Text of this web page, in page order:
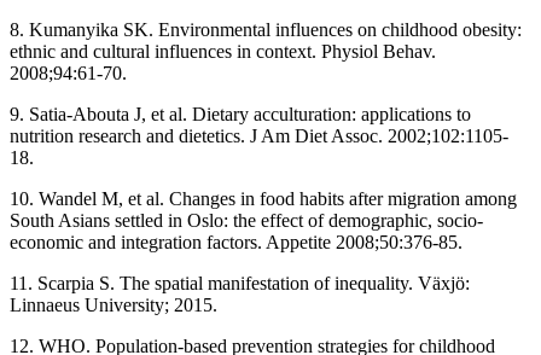
8. Kumanyika SK. Environmental influences on childhood obesity:
ethnic and cultural influences in context. Physiol Behav.
2008;94:61-70.
9. Satia-Abouta J, et al. Dietary acculturation: applications to
nutrition research and dietetics. J Am Diet Assoc. 2002;102:1105-
18.
10. Wandel M, et al. Changes in food habits after migration among
South Asians settled in Oslo: the effect of demographic, socio-
economic and integration factors. Appetite 2008;50:376-85.
11. Scarpia S. The spatial manifestation of inequality. Växjö:
Linnaeus University; 2015.
12. WHO. Population-based prevention strategies for childhood